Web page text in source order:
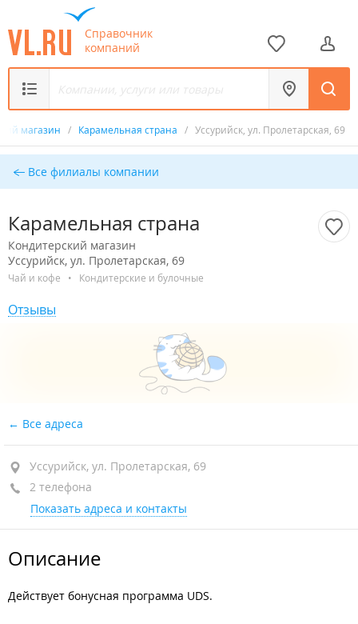
Справочник
компаний
магазин / Карамельная страна / Уссурийск, ул. Пролетарская, 69
Все филиалы компании
Карамельная страна
Кондитерский магазин
Уссурийск, ул. Пролетарская, 69
Чай и кофе • Кондитерские и булочные
Отзывы
Все адреса
Уссурийск, ул. Пролетарская, 69
2 телефона
Показать адреса и контакты
Описание
Действует бонусная программа UDS.